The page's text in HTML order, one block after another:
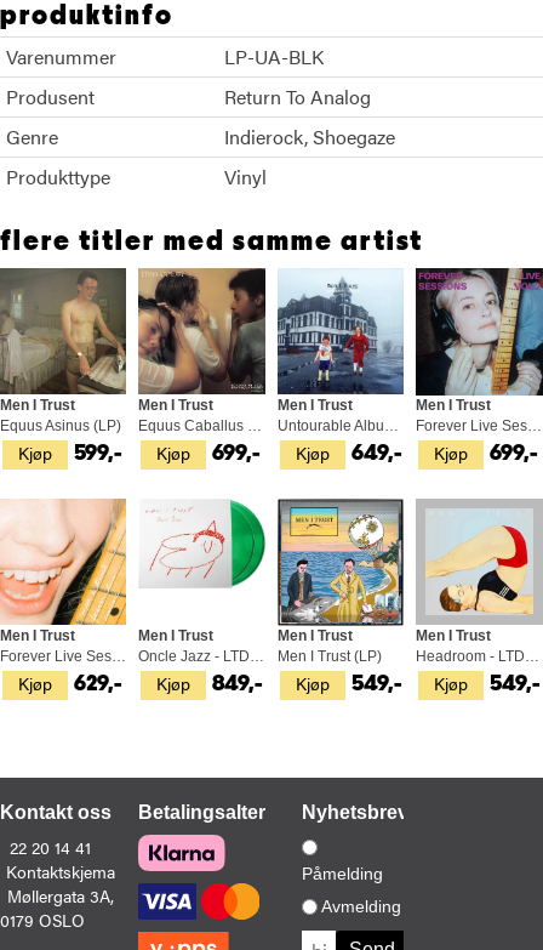
produktinfo
Varenummer
LP-UA-BLK
Produsent
Return To Analog
Genre
Indierock Shoegaze
Produkttype
Vinyl
flere titler med samme artist
Kjøp
Men I Trust
Equus Asinus (LP)
599,- Kjøp
Men I Trust
699,- Kjøp
Men I Trust
649,- Kjøp
Men I Trust
699,-
Kjøp
Men I Trust
Forever Live Sessions - LTD (LP)
629,- Kjøp
Men I Trust
Oncle Jazz - LTD (2LP)
849,- Kjøp
Men I Trust
Men I Trust (LP)
549,- Kjøp
Men I Trust
Headroom - LTD (LP)
549,-
Kontakt oss
22 20 14 41
Kontaktskjema
Møllergata 3A,
0179 OSLO
BetalingsalternativerNyhetsbrev
Påmelding
Avmelding